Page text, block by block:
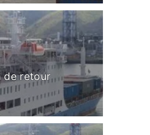
de retour